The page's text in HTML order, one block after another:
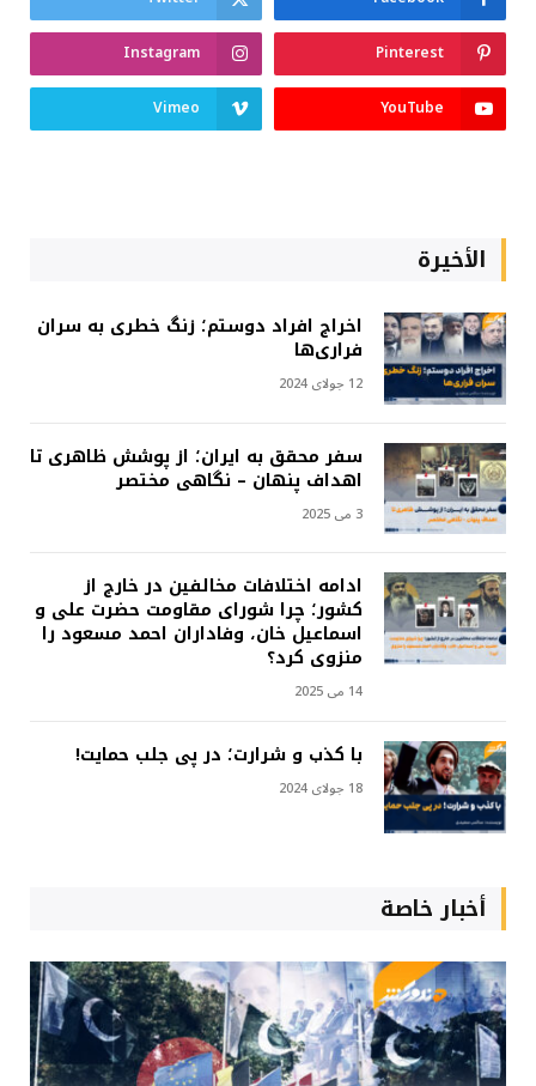
Pinterest
Instagram
YouTube
Vimeo
الأخيرة
اخراج افراد دوستم؛ زنگ خطری به سران
فراری‌ها
12 جولای 2024
سفر محقق به ایران؛ از پوشش ظاهری تا
اهداف پنهان – نگاهی مختصر
3 می 2025
ادامه اختلافات مخالفین در خارج از
کشور؛ چرا شورای مقاومت حضرت علی و
اسماعیل خان، وفاداران احمد مسعود را
منزوی کرد؟
14 می 2025
با کذب و شرارت؛ در پی جلب حمایت!
18 جولای 2024
أخبار خاصة